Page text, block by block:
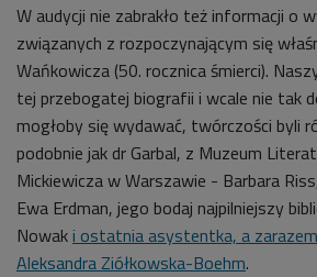
W audycji nie zabrakło też informacji o
związanych z rozpoczynającym się
Wańkowicza (50. rocznica śmierci).
tej przebogatej biografii i wcale nie tak
mogłoby się wydawać, twórczości byli
podobnie jak dr Garbal, z Muzeum
Mickiewicza w Warszawie - Barbara
Ewa Erdman, jego bodaj najpilniejszy
Nowaki ostatnia asystentka, a
Aleksandra Ziółkowska-Boehm.